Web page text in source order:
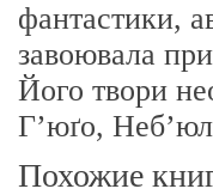
фантастики,
завоювала
Його твори
Г’юґо,
Похожие